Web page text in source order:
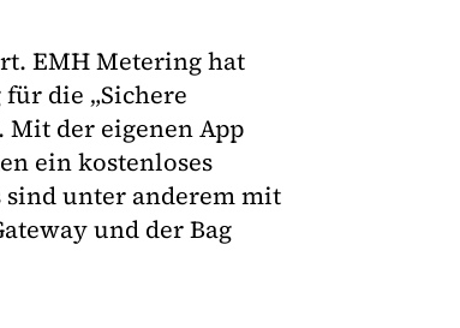
EMH Metering hat
die „Sichere
der eigenen App
ein kostenloses
sind unter anderem mit
und der Bag